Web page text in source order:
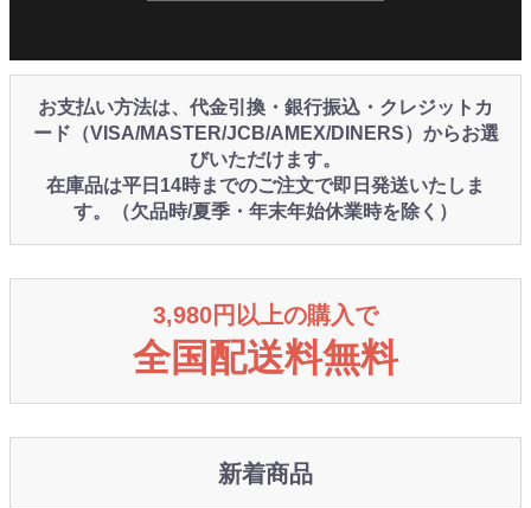
お支払い方法は、代金引換・銀行振込・クレジットカ
ード（VISA/MASTER/JCB/AMEX/DINERS）からお選
びいただけます。
在庫品は平日14時までのご注文で即日発送いたしま
す。（欠品時/夏季・年末年始休業時を除く）
3,980円以上の購入で
全国配送料無料
新着商品